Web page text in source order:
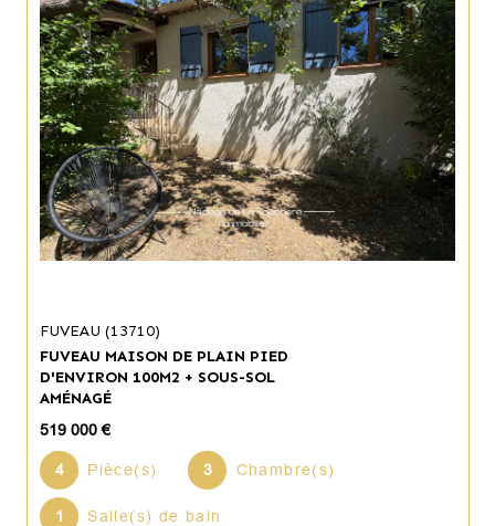
FUVEAU (13710)
FUVEAU MAISON DE PLAIN PIED
D'ENVIRON 100M2 + SOUS-SOL
AMÉNAGÉ
519 000 €
4 Pièce(s) 3 Chambre(s)
1 Salle(s) de bain